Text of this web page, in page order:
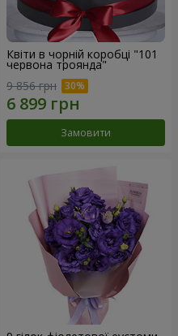
Квіти в чорній коробці "101
червона троянда"
9 856 грн
Замовити